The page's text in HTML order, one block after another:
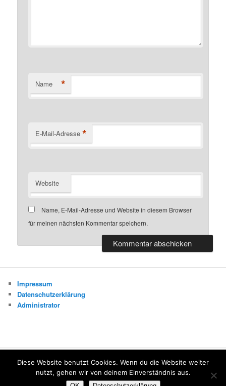
Name *
E-Mail-Adresse *
Website
Name, E-Mail-Adresse und Website in diesem Browser
für meinen nächsten Kommentar speichern.
Impressum
Datenschutzerklärung
Administrator
Datenschutzerklärung Stolz präsentiert von WordPress
Diese Website benutzt Cookies. Wenn du die Website weiter
nutzt, gehen wir von deinem Einverständnis aus.